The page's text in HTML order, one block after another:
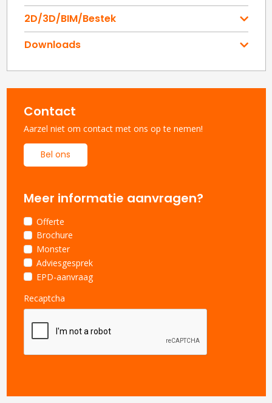
2D/3D/BIM/Bestek
Downloads
Contact
Aarzel niet om contact met ons op te nemen!
Bel ons
Meer informatie aanvragen?
Offerte
Brochure
Monster
Adviesgesprek
EPD-aanvraag
Recaptcha